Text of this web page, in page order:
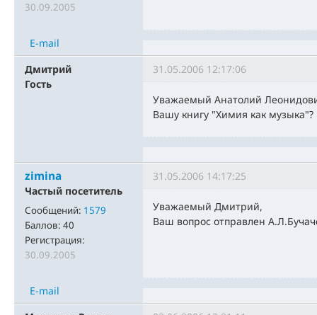
30.09.2005
E-mail
Дмитрий
Гость
31.05.2006 12:17:06
Уважаемый Анатолий
Вашу книгу "Химия как музыка"?
zimina
Частый посетитель
Сообщений: 1579
Баллов: 40
Регистрация:
30.09.2005
31.05.2006 14:17:25
Уважаемый Дмитрий,
Ваш вопрос отправлен
E-mail